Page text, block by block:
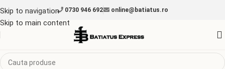
Skip to navigation
Skip to main content
0730 946 692 online@batiatus.ro